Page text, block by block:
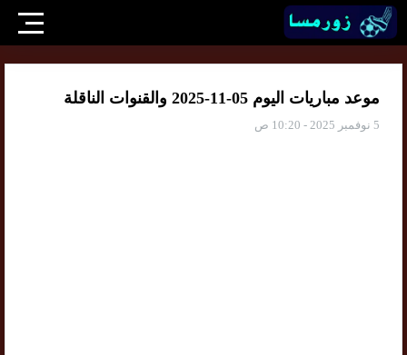
موعد مباريات اليوم 05-11-2025 والقنوات الناقلة
5 نوفمبر 2025 - 10:20 ص